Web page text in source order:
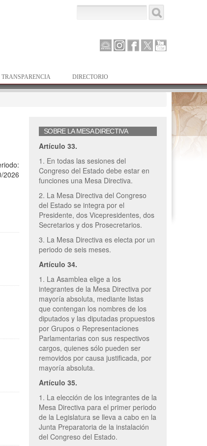
Formulario de
búsqueda
Canal
Parlamento
Instagram
Facebook
Twitter
TRANSPARENCIA DIRECTORIO
2026
SOBRE LA MESA DIRECTIVA
Artículo 33.
1. En todas las sesiones del
Congreso del Estado debe estar en
funciones una Mesa Directiva.
2. La Mesa Directiva del Congreso
del Estado se integra por el
Presidente, dos Vicepresidentes, dos
Secretarios y dos Prosecretarios.
3. La Mesa Directiva es electa por un
periodo de seis meses.
Artículo 34.
1. La Asamblea elige a los
integrantes de la Mesa Directiva por
mayoría absoluta, mediante listas
que contengan los nombres de los
diputados y las diputadas propuestos
por Grupos o Representaciones
Parlamentarias con sus respectivos
cargos, quienes sólo pueden ser
removidos por causa justificada, por
mayoría absoluta.
Artículo 35.
1. La elección de los integrantes de la
Mesa Directiva para el primer periodo
de la Legislatura se lleva a cabo en la
Junta Preparatoria de la instalación
del Congreso del Estado.